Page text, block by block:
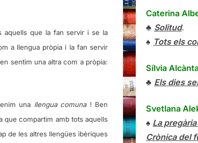
aquells que la fan servir i se la
a llengua pròpia i la fan servir
sentim una altra com a pròpia:
una llengua comuna ! Ben
que compartim amb tots aquells
de les altres llengües ibèriques
Caterina
♣ Solitud.
♠ Tots els
Sílvia
♣ Els dies
Svetlana
♠ La
Crònica del